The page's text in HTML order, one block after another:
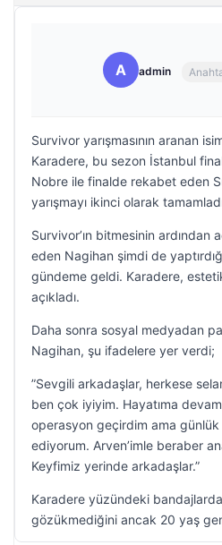
A admin
Survivor yarışmasının aranan
Karadere, bu sezon İstanbul
Nobre ile finalde rekabet eden
yarışmayı ikinci olarak
Survivor’ın bitmesinin ardından
eden Nagihan şimdi de
gündeme geldi. Karadere,
açıkladı.
Daha sonra sosyal medyadan
Nagihan, şu ifadelere yer verdi;
”Sevgili arkadaşlar, herkese
ben çok iyiyim. Hayatıma
operasyon geçirdim ama günlük
ediyorum. Arven’imle beraber
Keyfimiz yerinde arkadaşlar.”
Karadere yüzündeki
gözükmediğini ancak 20 yaş